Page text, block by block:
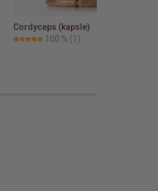
Cordyceps (kapsle)
100 % (1)